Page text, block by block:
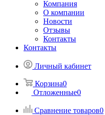
Компания
О компании
Новости
Отзывы
Контакты
Контакты
Личный кабинет
Корзина0
Отложенные0
Сравнение товаров0